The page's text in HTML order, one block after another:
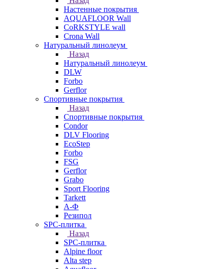
Настенные покрытия
AQUAFLOOR Wall
CoRKSTYLE wall
Crona Wall
Натуральный линолеум
Назад
Натуральный линолеум
DLW
Forbo
Gerflor
Спортивные покрытия
Назад
Спортивные покрытия
Condor
DLV Flooring
EcoStep
Forbo
FSG
Gerflor
Grabo
Sport Flooring
Tarkett
А-Ф
Резипол
SPC-плитка
Назад
SPC-плитка
Alpine floor
Alta step